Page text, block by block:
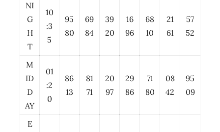
NI
G
H
T
10
:3
5
95
80
69
84
39
20
16
96
68
10
21
61
57
52
M
ID
D
AY
01
:2
0
86
13
81
71
20
97
29
86
71
80
08
42
95
09
E